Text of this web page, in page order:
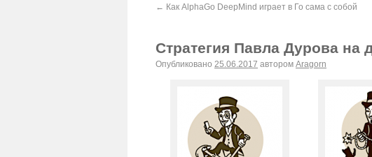
← Как AlphaGo DeepMind играет в Го сама с собой
Стратегия Павла Дурова на
Опубликовано 25.06.2017 автором Aragorn